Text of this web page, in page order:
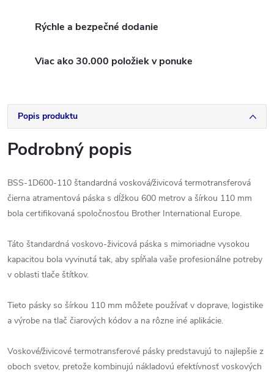
Rýchle a bezpečné dodanie
Viac ako 30.000 položiek v ponuke
Popis produktu
Podrobný popis
BSS-1D600-110 štandardná vosková/živicová termotransferová
čierna atramentová páska s dĺžkou 600 metrov a šírkou 110 mm
bola certifikovaná spoločnosťou Brother International Europe.
Táto štandardná voskovo-živicová páska s mimoriadne vysokou
kapacitou bola vyvinutá tak, aby spĺňala vaše profesionálne potreby
v oblasti tlače štítkov.
Tieto pásky so šírkou 110 mm môžete používať v doprave, logistike
a výrobe na tlač čiarových kódov a na rôzne iné aplikácie.
Voskové/živicové termotransferové pásky predstavujú to najlepšie z
oboch svetov, pretože kombinujú nákladovú efektívnosť voskových